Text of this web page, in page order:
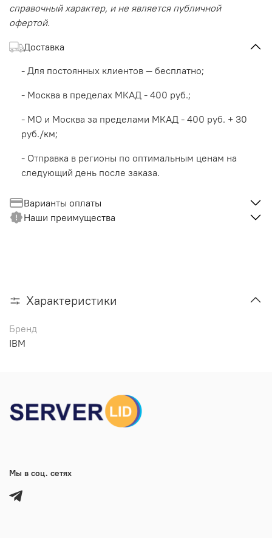
справочный характер, и не является публичной
офертой.
Доставка
- Для постоянных клиентов — бесплатно;
- Москва в пределах МКАД - 400 руб.;
- МО и Москва за пределами МКАД - 400 руб. + 30
руб./км;
- Отправка в регионы по оптимальным ценам на
следующий день после заказа.
Варианты оплаты
Наши преимущества
Характеристики
Бренд
IBM
Мы в соц. сетях